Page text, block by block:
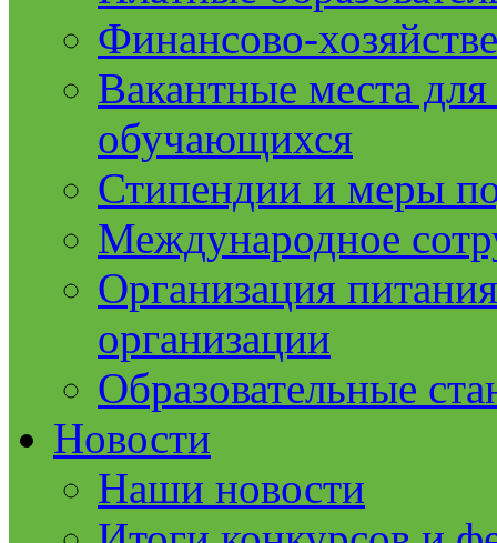
Финансово-
Вакантные места
обучающихся
Стипендии и меры
Международное
Организация
организации
Образовательные
Новости
Наши новости